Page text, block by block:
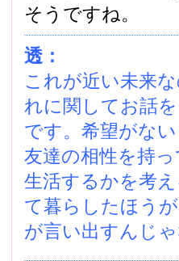
そうですね。
透：
これが近い未来
れに関してお話
です。希望がな
友達の相性を持
生活するかを考
て暮らしたほう
が言い出すんじ